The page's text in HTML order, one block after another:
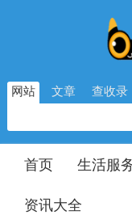
网站 文章 查收录
首页 生活服
资讯大全